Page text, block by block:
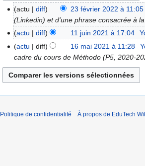
r
actu diff 23 février 2022 à 11:05
(Linkedin) et d'une phrase consacrée à
u
0
actu diff 11 juin 2021 à 17:04
m
0
actu diff 16 mai 2021 à 11:28
cadre du cours de Méthodo (P5, 2020-
Politique de confidentialité À propos de EduTech